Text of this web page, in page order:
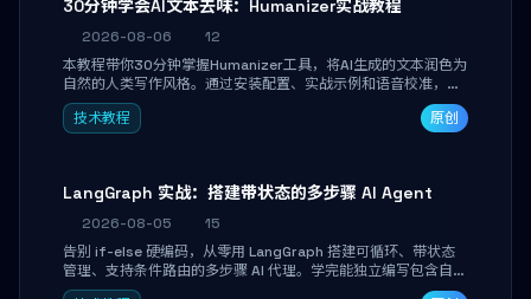
30分钟学会AI文本去味：Humanizer实战教程
2026-08-06
12
本教程带你30分钟掌握Humanizer工具，将AI生成的文本润色为
自然的人类写作风格。通过安装配置、实战示例和语音校准，让
你的内容告别AI痕迹，匹配个人写作习惯，适合内容创作者和技
术博主。
技术教程 原创
LangGraph 实战：搭建带状态的多步骤 AI Agent
2026-08-05
15
告别 if-else 硬编码，从零用 LangGraph 搭建可循环、带状态
管理、支持条件路由的多步骤 AI 代理。学完能独立编写包含自动
决策、工具调用和持久化状态的复杂工作流，并避开递归溢出、